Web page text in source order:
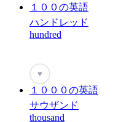
１００の英語
ハンドレッド
hundred
♥
１０００の英語
サウザンド
thousand